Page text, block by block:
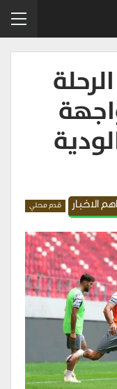
الاخبار قدم محلي